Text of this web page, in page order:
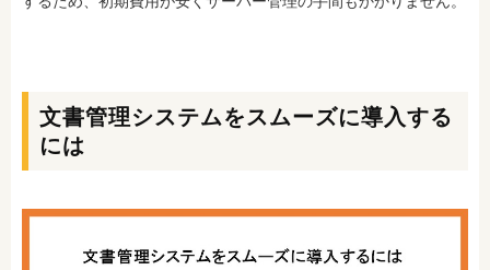
文書管理システムをスムーズに導入する
には